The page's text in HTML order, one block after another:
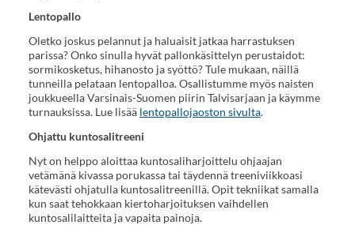
Lentopallo
Oletko joskus pelannut ja haluaisit jatkaa harrastuksen
parissa? Onko sinulla hyvät pallonkäsittelyn perustaidot:
sormikosketus, hihanosto ja syöttö? Tule mukaan, näillä
tunneilla pelataan lentopalloa. Osallistumme myös naisten
joukkueella Varsinais-Suomen piirin Talvisarjaan ja käymme
turnauksissa. Lue lisää lentopallojaoston sivulta.
Ohjattu kuntosalitreeni
Nyt on helppo aloittaa kuntosaliharjoittelu ohjaajan
vetämänä kivassa porukassa tai täydennä treeniviikkoasi
kätevästi ohjatulla kuntosalitreenillä. Opit tekniikat samalla
kun saat tehokkaan kiertoharjoituksen vaihdellen
kuntosalilaitteita ja vapaita painoja.